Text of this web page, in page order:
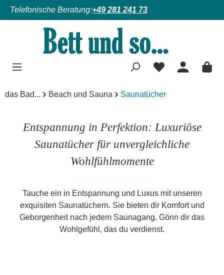
Zum Hauptinhalt springen
Telefonische Beratung:+49 281 241 73
das Bad... Beach und Sauna Saunatücher
Entspannung in Perfektion: Luxuriöse
Saunatücher für unvergleichliche
Wohlfühlmomente
Tauche ein in Entspannung und Luxus mit unseren
exquisiten Saunatüchern. Sie bieten dir Komfort und
Geborgenheit nach jedem Saunagang. Gönn dir das
Wohlgefühl, das du verdienst.